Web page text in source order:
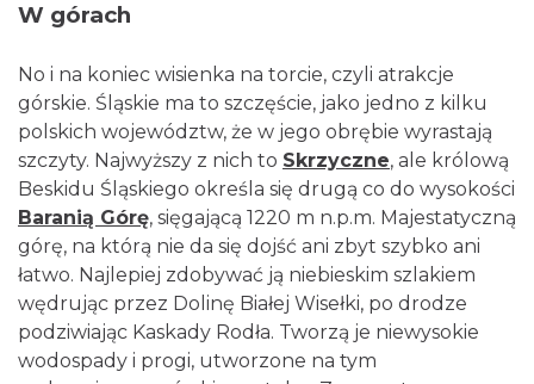
W górach
No i na koniec wisienka na torcie, czyli atrakcje
górskie. Śląskie ma to szczęście, jako jedno z kilku
polskich województw, że w jego obrębie wyrastają
szczyty. Najwyższy z nich to Skrzyczne, ale królową
Beskidu Śląskiego określa się drugą co do wysokości
Baranią Górę, sięgającą 1220 m n.p.m. Majestatyczną
górę, na którą nie da się dojść ani zbyt szybko ani
łatwo. Najlepiej zdobywać ją niebieskim szlakiem
wędrując przez Dolinę Białej Wisełki, po drodze
podziwiając Kaskady Rodła. Tworzą je niewysokie
wodospady i progi, utworzone na tym